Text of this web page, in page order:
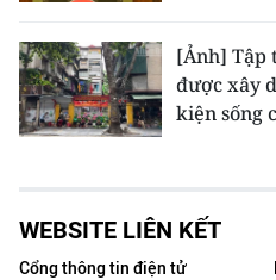
[Ảnh] Tập
được xây
kiện sống
WEBSITE LIÊN KẾT
Cổng thông tin điện tử